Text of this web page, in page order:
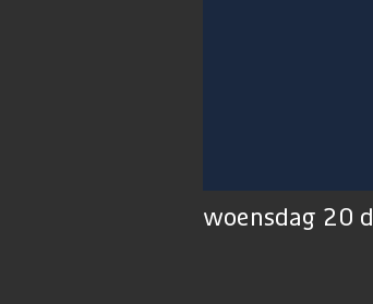
woensdag 20